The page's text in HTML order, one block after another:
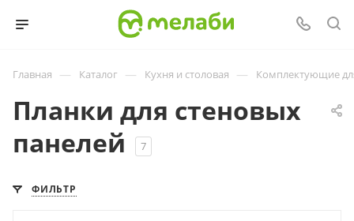
Главная — Каталог — Кухня и столовая — Комплектующие
Планки для стеновых
панелей
7
ФИЛЬТР